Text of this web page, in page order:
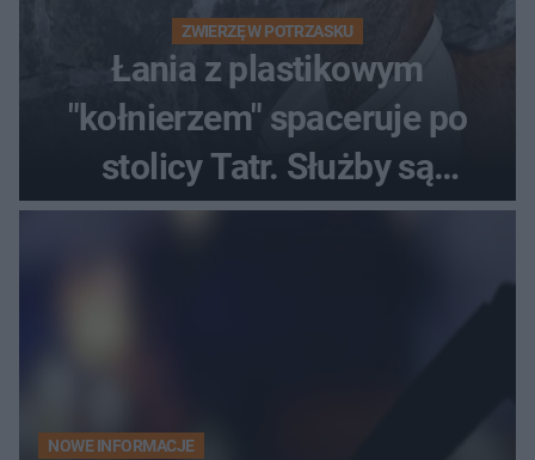
ZWIERZĘ W POTRZASKU
Łania z plastikowym
"kołnierzem" spaceruje po
stolicy Tatr. Służby są
bezradne
NOWE INFORMACJE